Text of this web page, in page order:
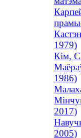
1979)
Кім,
1986)
2017)
2005)